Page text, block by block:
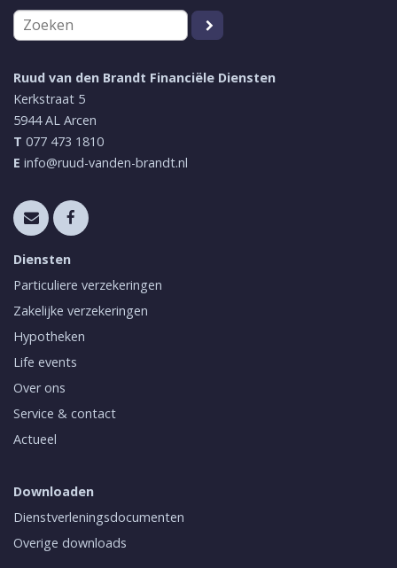
Ruud van den Brandt Financiële Diensten
Kerkstraat 5
5944 AL Arcen
T 077 473 1810
E info@ruud-vanden-brandt.nl
Diensten
Particuliere verzekeringen
Zakelijke verzekeringen
Hypotheken
Life events
Over ons
Service & contact
Actueel
Downloaden
Dienstverleningsdocumenten
Overige downloads